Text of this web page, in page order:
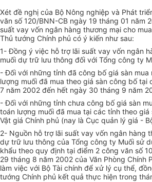
Xét đề nghị của Bộ Nông nghiệp và Phát
văn số 120/BNN-CB ngày 19 tháng 01 năm
suất vay vốn ngân hàng thương mại cho
Thủ tướng Chính phủ có ý kiến như sau:
1- Đồng ý việc hỗ trợ lãi suất vay vốn ngân
muối dự trữ lưu thông đối với Tổng công ty
- Đối với những tỉnh đã công bố giá sàn mua
lượng muối đã mua theo giá sàn công bố tại
7 năm 2002 đến hết ngày 30 tháng 9 năm
- Đối với những tỉnh chưa công bố giá sàn
toán lượng muối đã mua tại các tỉnh theo giá
Vật giá Chính phủ (nay là Cục quản lý giá -
2- Nguồn hỗ trợ lãi suất vay vốn ngân hàng
dự trữ lưu thông của Tổng công ty Muối sử
khẩu theo quy định tại điểm 2 công văn số
29 tháng 8 năm 2002 của Văn Phòng Chính
làm việc với Bộ Tài chính để xử lý cụ thể,
tướng Chính phủ kết quả thực hiện trong